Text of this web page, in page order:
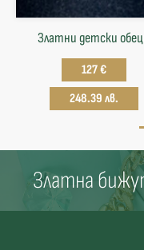
Златни детски
127 €
248.39 лв.
Златна